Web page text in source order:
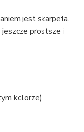
jest skarpeta.
prostsze i
kolorze)